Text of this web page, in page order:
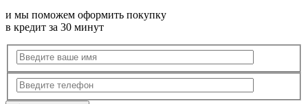
и мы поможем оформить покупку
в кредит за 30 минут